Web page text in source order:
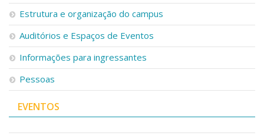
Estrutura e organização do campus
Auditórios e Espaços de Eventos
Informações para ingressantes
Pessoas
EVENTOS